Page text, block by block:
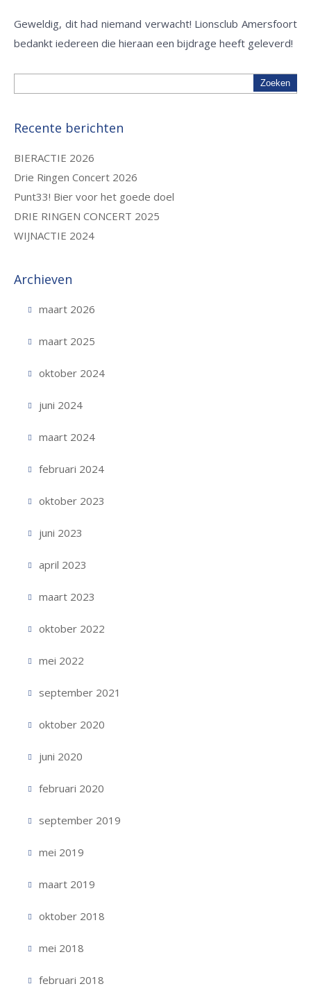
Geweldig, dit had niemand verwacht! Lionsclub Amersfoort
bedankt iedereen die hieraan een bijdrage heeft geleverd!
Recente berichten
BIERACTIE 2026
Drie Ringen Concert 2026
Punt33! Bier voor het goede doel
DRIE RINGEN CONCERT 2025
WIJNACTIE 2024
Archieven
maart 2026
maart 2025
oktober 2024
juni 2024
maart 2024
februari 2024
oktober 2023
juni 2023
april 2023
maart 2023
oktober 2022
mei 2022
september 2021
oktober 2020
juni 2020
februari 2020
september 2019
mei 2019
maart 2019
oktober 2018
mei 2018
februari 2018